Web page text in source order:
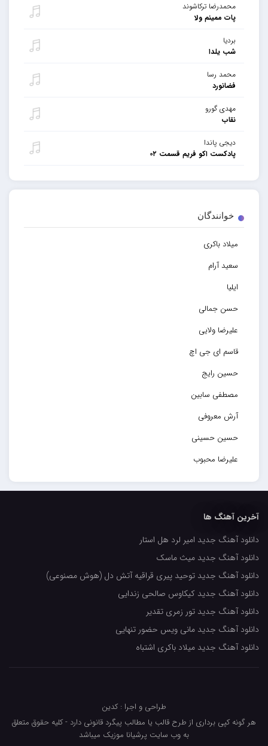
محمدرضا ترکاشوند
پات ممینم ولا
بردیا
شب یلدا
محمد رسا
فضانورد
مهدی گورو
نقاب
دیجی پاندا
پادکست اکو فریم قسمت ۰۲
خوانندگان
میلاد باکری
سعید آرام
ایلیا
حسن جمالی
علیرضا ولایی
قاسم ای جی اچ
حسین رایج
مصطفی سابین
آرش معروفی
حسین حسینی
علیرضا محبوب
حسین حصارکی
کاپیتان
مجید رضوی
رضا مرانلو
امیر عرفانی
رضا صادقی
سعید شمس
مهرزاد اسفندیاری
آخرین آهنگ ها
دانلود آهنگ جدید امیر لرد هل استار
دانلود آهنگ جدید میث ماسک
دانلود آهنگ جدید توحید پیری قراقیه آتش دل (هوش مصنوعی)
دانلود آهنگ جدید کیکاوس صالحی زندایی
دانلود آهنگ جدید تور زمری تقدیر
دانلود آهنگ جدید مانی ویس حضور تنهایی
دانلود آهنگ جدید میلاد باکری اشتباه
طراحی و اجرا : کدین
هر گونه کپی برداری از طرح قالب یا مطالب پیگرد قانونی دارد - کلیه حقوق متعلق
به وب سایت پرشیانا موزیک میباشد